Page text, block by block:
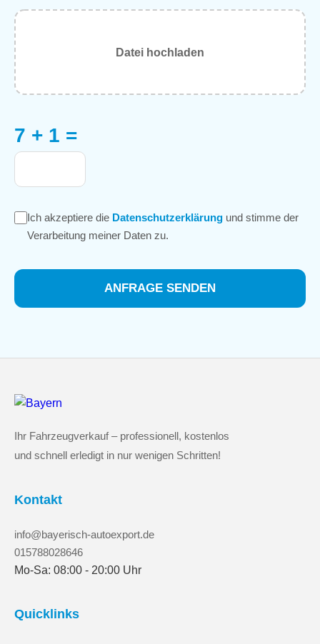
Datei hochladen
7 + 1 =
Ich akzeptiere die Datenschutzerklärung und stimme der
Verarbeitung meiner Daten zu.
ANFRAGE SENDEN
Ihr Fahrzeugverkauf – professionell, kostenlos
und schnell erledigt in nur wenigen Schritten!
Kontakt
info@bayerisch-autoexport.de
015788028646
Mo-Sa: 08:00 - 20:00 Uhr
Quicklinks